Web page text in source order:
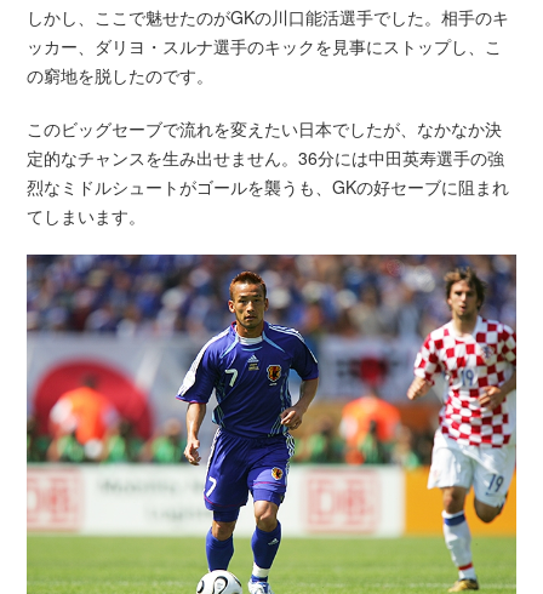
しかし、ここで魅せたのがGKの川口能活選手でした。相手のキ
ッカー、ダリヨ・スルナ選手のキックを見事にストップし、こ
の窮地を脱したのです。
このビッグセーブで流れを変えたい日本でしたが、なかなか決
定的なチャンスを生み出せません。36分には中田英寿選手の強
烈なミドルシュートがゴールを襲うも、GKの好セーブに阻まれ
てしまいます。